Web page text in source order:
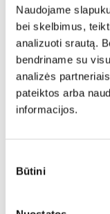
Naudojame
bei skelbimus,
analizuoti srautą.
bendriname su
analizės
pateiktos arba
informacijos.
pasirinkimas
BūtiniNAUJIENA